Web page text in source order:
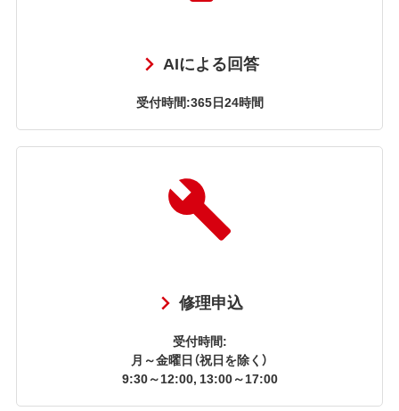
AIによる回答
受付時間:365日24時間
修理申込
受付時間:
月～金曜日（祝日を除く）
9:30～12:00, 13:00～17:00